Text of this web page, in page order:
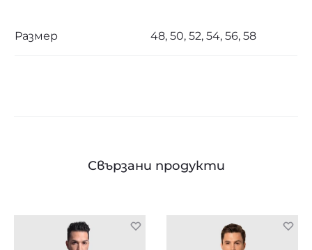
Размер 48, 50, 52, 54, 56, 58
Свързани продукти